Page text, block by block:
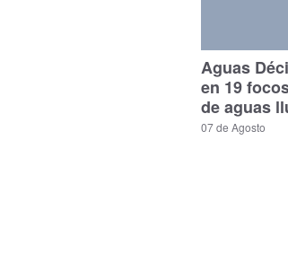
Aguas
en 19
de aguas
07 de Agosto